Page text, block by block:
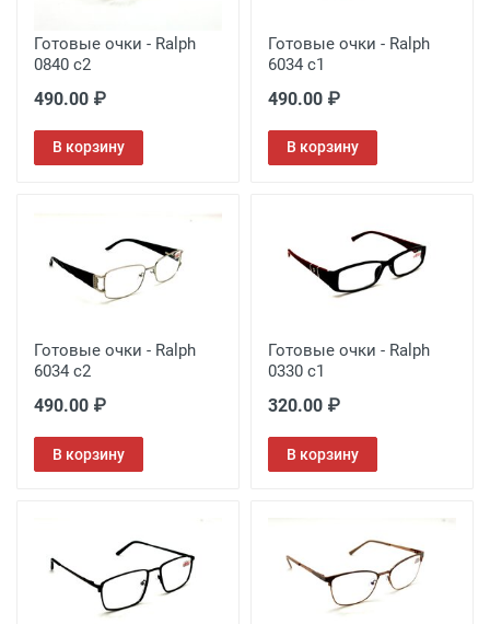
Готовые очки - Ralph
0840 c2
490.00 ₽
В корзину
Готовые очки - Ralph
6034 c1
490.00 ₽
В корзину
Готовые очки - Ralph
6034 c2
490.00 ₽
В корзину
Готовые очки - Ralph
0330 c1
320.00 ₽
В корзину